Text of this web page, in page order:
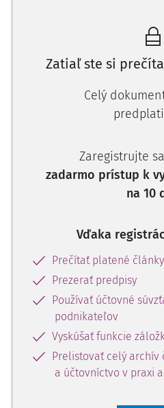
Pristúpenie člena do
Z ustanovenia § 4b ods. 5
podmienky podľa
Zatiaľ ste si
Celý
Zaregistrujte
zadarmo prístup k
na 10
Vďaka
Prečítať platené
Prezerať predpisy
Používať účtovné
podnikateľov
Vyskúšať funkcie
Prelistovať celý archív
a účtovníctvo v praxi